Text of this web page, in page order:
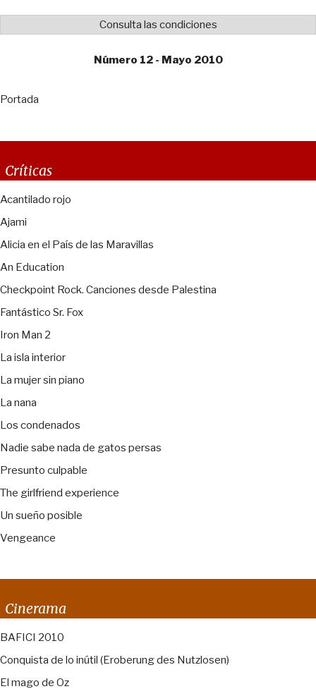
Consulta las condiciones
Número 12 - Mayo 2010
Portada
Críticas
Acantilado rojo
Ajami
Alicia en el País de las Maravillas
An Education
Checkpoint Rock. Canciones desde Palestina
Fantástico Sr. Fox
Iron Man 2
La isla interior
La mujer sin piano
La nana
Los condenados
Nadie sabe nada de gatos persas
Presunto culpable
The girlfriend experience
Un sueño posible
Vengeance
Cinerama
BAFICI 2010
Conquista de lo inútil (Eroberung des Nutzlosen)
El mago de Oz